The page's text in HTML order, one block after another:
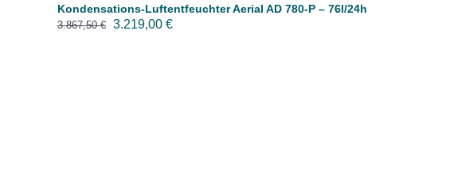
Kondensations-Luftentfeuchter Aerial AD 780-P – 76l/24h
3.867,50€
Ursprünglicher
3.219,00 €Aktueller